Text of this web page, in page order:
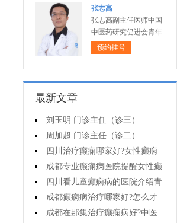
张志高
张志高副主任医师中国
中医药研究促进会青年
预约挂号
最新文章
刘玉明 门诊主任（诊三）
周加超 门诊主任（诊二）
四川治疗癫痫哪家好?女性癫痫
怎么预防?
成都专业癫痫病医院提醒女性癫
痫患者在经期要注意什么?
四川看儿童癫痫病的医院介绍青
少年癫痫病的病因
成都癫痫病治疗哪家好?怎么才
能诊断孩子是不是得了癫痫?
成都在那集治疗癫痫病好?中医